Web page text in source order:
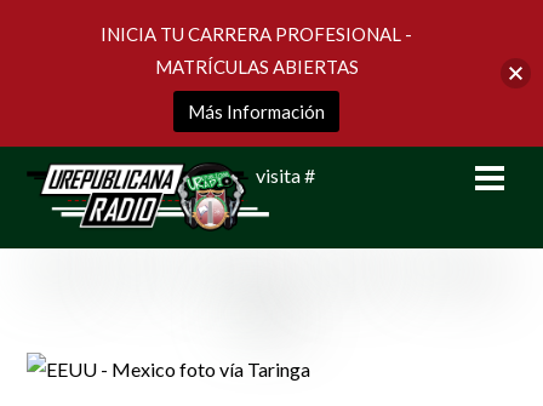
visita #
INICIA TU CARRERA PROFESIONAL -
MATRÍCULAS ABIERTAS
Más Información